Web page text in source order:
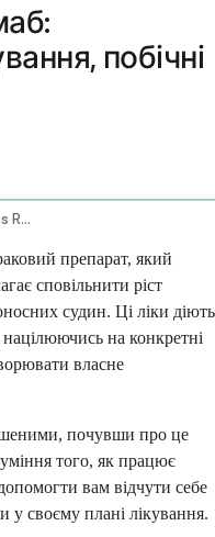
побічні
Bevacizumab Intravenous Route
препарат, який
сповільнити ріст
судин. Ці ліки діють
націлюючись на конкретні
власне
почувши про це
того, як працює
вам відчути себе
у своєму плані лікування.